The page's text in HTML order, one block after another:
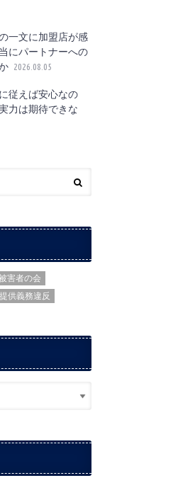
一文に加盟店が感
にパートナーへの
2026.08.05
従えば安心なの
力は期待できな
害者の会
供義務違反